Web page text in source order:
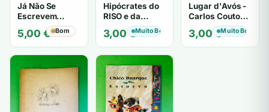
Já Não Se
Escrevem
Cartas de Amor
- Mário
Zambujal
5,00 € Bom
Hipócrates do
RISO e da
LOUCURA
3,00€Muito Bom
Lugar d'Avós -
Carlos Couto
Amaral
3,00€Muito Bom